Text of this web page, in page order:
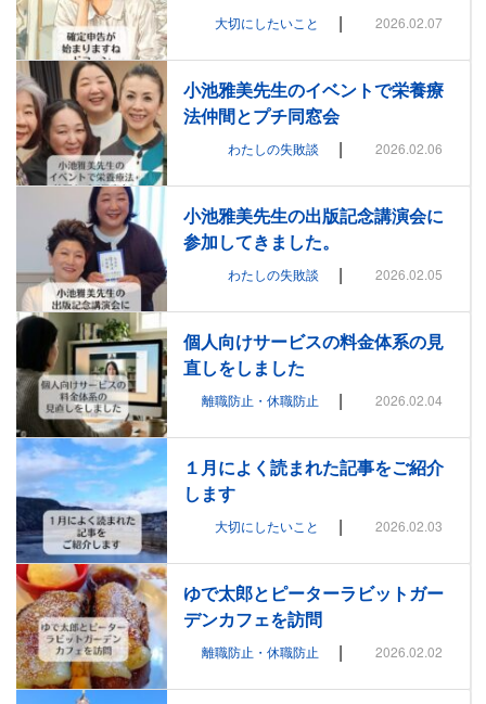
大切にしたいこと | 2026.02.07
小池雅美先生のイベントで栄養療
法仲間とプチ同窓会
わたしの失敗談 | 2026.02.06
小池雅美先生の出版記念講演会に
参加してきました。
わたしの失敗談 | 2026.02.05
個人向けサービスの料金体系の見
直しをしました
離職防止・休職防止 | 2026.02.04
１月によく読まれた記事をご紹介
します
大切にしたいこと | 2026.02.03
ゆで太郎とピーターラビットガー
デンカフェを訪問
離職防止・休職防止 | 2026.02.02